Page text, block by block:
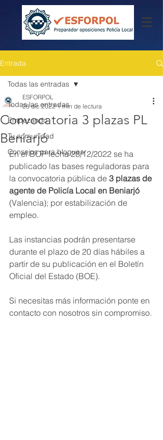
Entrada
Todas las entradas
Empezando
Tu comunidad
Consejos para bloguear
Todas las entradas
Convocatoria 3 plazas PL
Beniarjó
ESFORPOL
28 dic 2022 1 min de lectura
En el BOP fecha 28/12/2022 se ha
publicado las bases reguladoras para
la convocatoria pública de 3 plazas de
agente de Policía Local en Beniarjó
(Valencia); por estabilización de
empleo.
Las instancias podrán presentarse
durante el plazo de 20 días hábiles a
partir de su publicación en el Boletín
Oficial del Estado (BOE).
Si necesitas más información ponte en
contacto con nosotros sin compromiso.